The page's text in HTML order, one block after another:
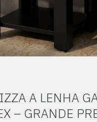
A LENHA
– GRANDE